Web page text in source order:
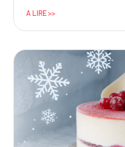
A LIRE >>